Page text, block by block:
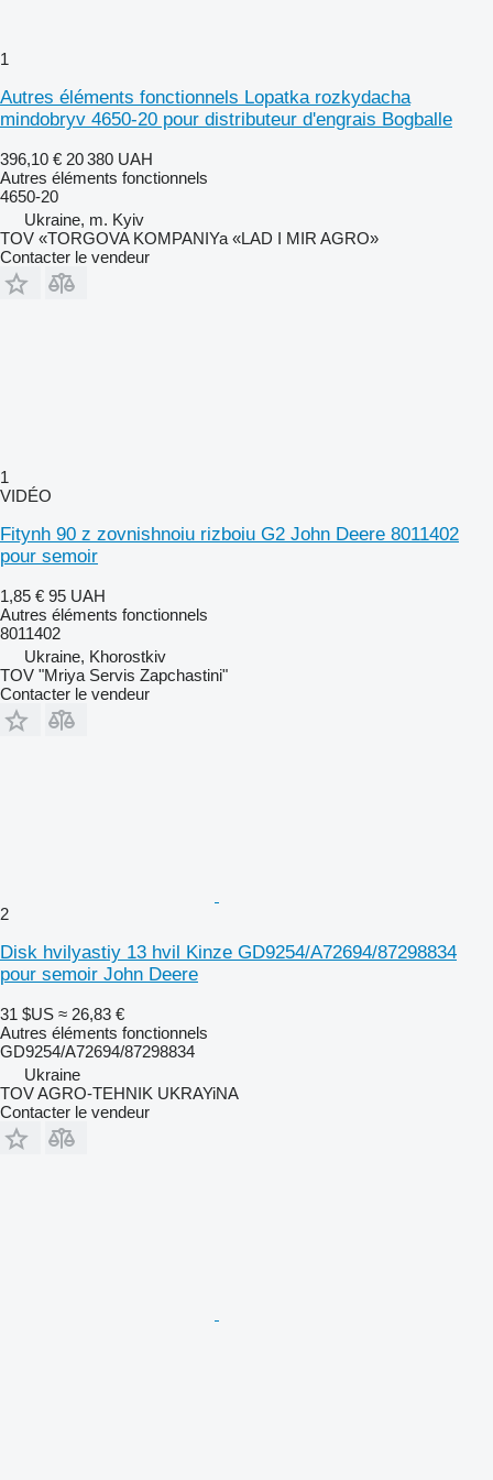
1
Autres éléments fonctionnels Lopatka rozkydacha
mindobryv 4650-20 pour distributeur d'engrais Bogballe
396,10 € 20 380 UAH
Autres éléments fonctionnels
4650-20
Ukraine, m. Kyiv
TOV «TORGOVA KOMPANIYa «LAD I MIR AGRO»
Contacter le vendeur
1
VIDÉO
Fitynh 90 z zovnishnoiu rizboiu G2 John Deere 8011402
pour semoir
1,85 € 95 UAH
Autres éléments fonctionnels
8011402
Ukraine, Khorostkiv
TOV "Mriya Servis Zapchastini"
Contacter le vendeur
2
Disk hvilyastiy 13 hvil Kinze GD9254/A72694/87298834
pour semoir John Deere
31 $US ≈ 26,83 €
Autres éléments fonctionnels
GD9254/A72694/87298834
Ukraine
TOV AGRO-TEHNIK UKRAYiNA
Contacter le vendeur